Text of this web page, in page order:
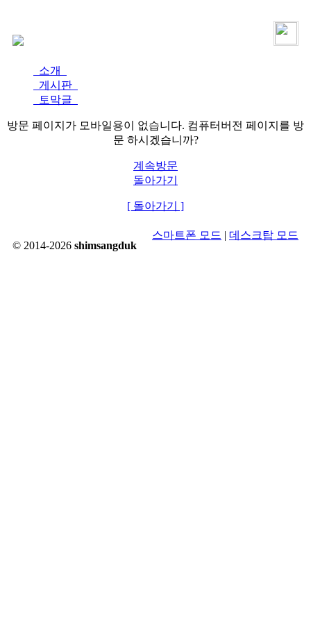
소개
게시판
토막글
방문 페이지가 모바일용이 없습니다. 컴퓨터버전 페이지를 방
문 하시겠습니까?
계속방문
돌아가기
[ 돌아가기 ]
© 2014-2026 shimsangduk
스마트폰 모드 | 데스크탑 모드